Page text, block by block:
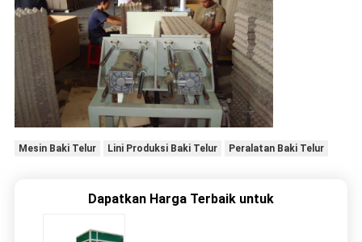
Mesin Baki Telur Lini Produksi Baki Telur Peralatan Baki Telur
Dapatkan Harga Terbaik untuk